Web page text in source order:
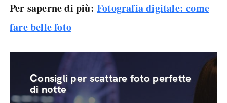
Per saperne di più: Fotografia digitale: come
fare belle foto
Consigli per scattare foto perfette
di notte